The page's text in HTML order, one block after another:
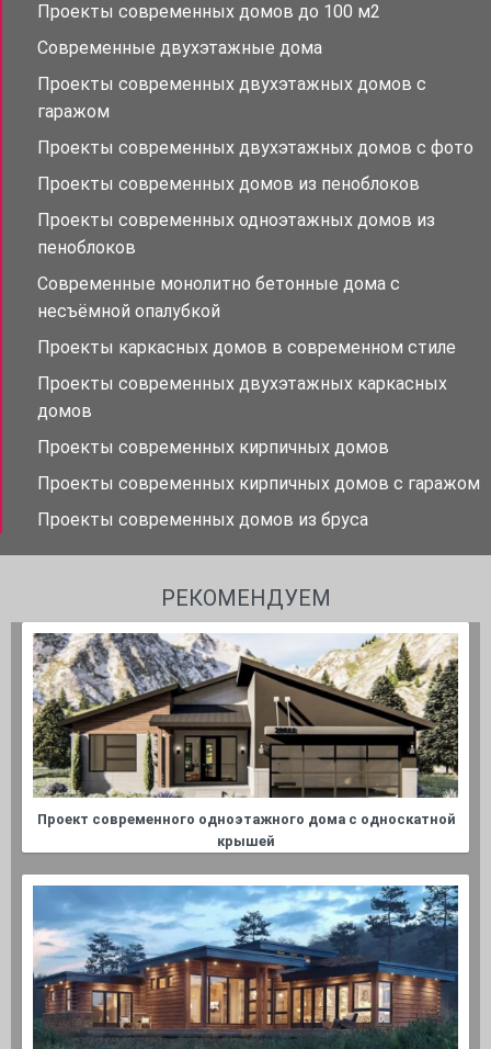
Проекты современных домов до 100 м2
Современные двухэтажные дома
Проекты современных двухэтажных домов с
гаражом
Проекты современных двухэтажных домов с фото
Проекты современных домов из пеноблоков
Проекты современных одноэтажных домов из
пеноблоков
Современные монолитно бетонные дома с
несъёмной опалубкой
Проекты каркасных домов в современном стиле
Проекты современных двухэтажных каркасных
домов
Проекты современных кирпичных домов
Проекты современных кирпичных домов с гаражом
Проекты современных домов из бруса
РЕКОМЕНДУЕМ
Проект современного одноэтажного дома с односкатной
крышей